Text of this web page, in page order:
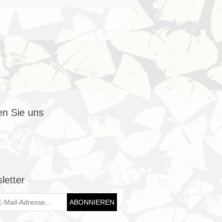
Sie uns
ABONNIEREN